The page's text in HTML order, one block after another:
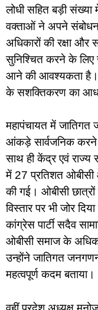
लोधी सहित बड़ी
वक्ताओं ने अपने संबोधन
अधिकारों की रक्षा और
सुनिश्चित करने के लिए
आने की आवश्यकता है।
के सशक्तिकरण का
महापंचायत में
आंकड़े सार्वजनिक
साथ ही केंद्र एवं राज्य
में 27 प्रतिशत ओबीसी
की गई। ओबीसी
विस्तार पर भी जोर
कांग्रेस पार्टी सदैव
ओबीसी समाज के
उन्होंने जातिगत
महत्वपूर्ण कदम बताया।